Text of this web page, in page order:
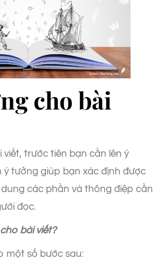
cho bài
trước tiên bạn cần lên ý
ý tưởng giúp bạn xác định được
các phần và thông điệp cần
đọc.
bài viết?
một số bước sau: